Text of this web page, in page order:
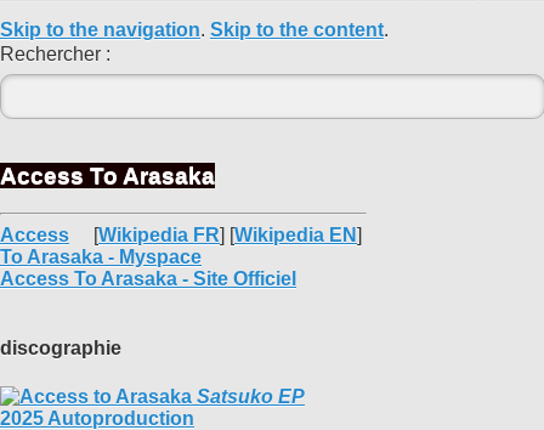
Skip to the navigation. Skip to the content.
Rechercher :
Access To Arasaka
[Wikipedia FR] [Wikipedia EN]
Access
To Arasaka - Myspace
Access To Arasaka - Site Officiel
discographie
Satsuko EP
2025 Autoproduction